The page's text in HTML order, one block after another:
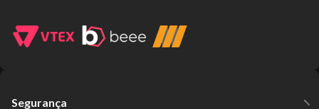
Segurança